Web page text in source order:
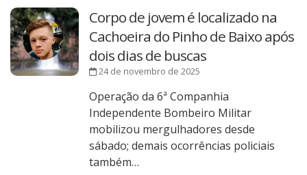
Corpo de jovem é localizado na
Cachoeira do Pinho de Baixo após
dois dias de buscas
24 de novembro de 2025
Operação da 6ª Companhia
Independente Bombeiro Militar
mobilizou mergulhadores desde
sábado; demais ocorrências policiais
também…